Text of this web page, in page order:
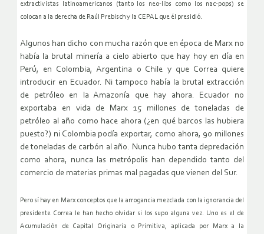
extractivistas latinoamericanos (tanto los neo-libs como los nac-pops) se
colocan a la derecha de Raúl Prebisch y la CEPAL que él presidió.
Algunos han dicho con mucha razón que en época de Marx no
había la brutal minería a cielo abierto que hay hoy en día en
Perú, en Colombia, Argentina o Chile y que Correa quiere
introducir en Ecuador. Ni tampoco había la brutal extracción
de petróleo en la Amazonía que hay ahora. Ecuador no
exportaba en vida de Marx 15 millones de toneladas de
petróleo al año como hace ahora (¿en qué barcos las hubiera
puesto?) ni Colombia podía exportar, como ahora, 90 millones
de toneladas de carbón al año. Nunca hubo tanta depredación
como ahora, nunca las metrópolis han dependido tanto del
comercio de materias primas mal pagadas que vienen del Sur.
Pero sí hay en Marx conceptos que la arrogancia mezclada con la ignorancia del
presidente Correa le han hecho olvidar si los supo alguna vez. Uno es el de
Acumulación de Capital Originaria o Primitiva, aplicada por Marx a la